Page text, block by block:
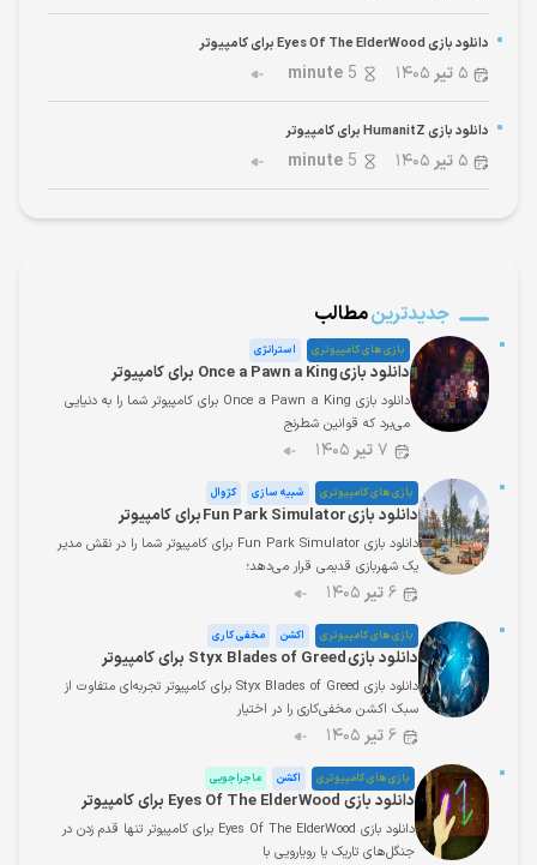
دانلود بازی Eyes Of The ElderWood برای کامپیوتر
۵ تیر ۱۴۰۵ 5
minute
دانلود بازی HumanitZ برای کامپیوتر
۵ تیر ۱۴۰۵ 5
minute
جدیدترینمطالب
بازی های کامپیوتری استراتژی
دانلود بازی Once a Pawn a King برای کامپیوتر
دانلود بازی Once a Pawn a King برای کامپیوتر شما را به دنیایی
می‌برد که قوانین شطرنج
۷ تیر ۱۴۰۵
بازی های کامپیوتری شبیه سازی کژوال
دانلود بازی Fun Park Simulator برای کامپیوتر
دانلود بازی Fun Park Simulator برای کامپیوتر شما را در نقش مدیر
یک شهربازی قدیمی قرار می‌دهد؛
۶تیر ۱۴۰۵
بازی های کامپیوتری اکشن مخفی کاری
دانلود بازی Styx Blades of Greed برای کامپیوتر
دانلود بازی Styx Blades of Greed برای کامپیوتر تجربه‌ای متفاوت از
سبک اکشن مخفی‌کاری را در اختیار
۶تیر ۱۴۰۵
بازی های کامپیوتری اکشن ماجراجویی
دانلود بازی Eyes Of The ElderWood برای کامپیوتر
دانلود بازی Eyes Of The ElderWood برای کامپیوتر تنها قدم زدن در
جنگل‌های تاریک یا رویارویی با